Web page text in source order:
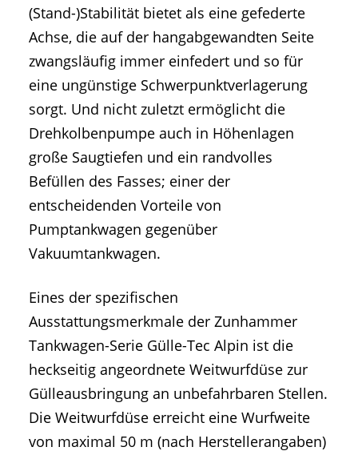
(Stand-)Stabilität bietet als eine gefederte
Achse, die auf der hangabgewandten Seite
zwangsläufig immer einfedert und so für
eine ungünstige Schwerpunktverlagerung
sorgt. Und nicht zuletzt ermöglicht die
Drehkolbenpumpe auch in Höhenlagen
große Saugtiefen und ein randvolles
Befüllen des Fasses; einer der
entscheidenden Vorteile von
Pumptankwagen gegenüber
Vakuumtankwagen.
Eines der spezifischen
Ausstattungsmerkmale der Zunhammer
Tankwagen-Serie Gülle-Tec Alpin ist die
heckseitig angeordnete Weitwurfdüse zur
Gülleausbringung an unbefahrbaren Stellen.
Die Weitwurfdüse erreicht eine Wurfweite
von maximal 50 m (nach Herstellerangaben)